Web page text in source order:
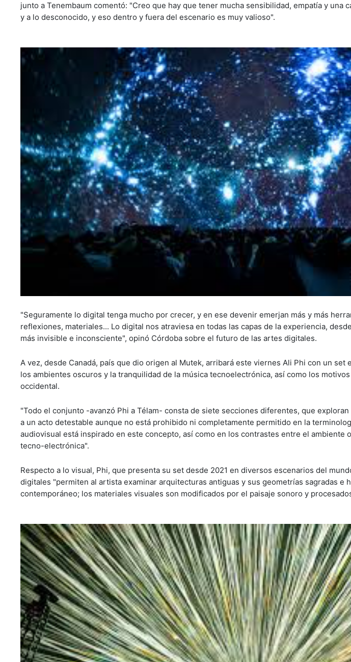
junto a Tenembaum comentó: "Creo que hay que tener mucha sensibilidad, empatía y una
y a lo desconocido, y eso dentro y fuera del escenario es muy valioso".
"Seguramente lo digital tenga mucho por crecer, y en ese devenir emerjan más y más
reflexiones, materiales... Lo digital nos atraviesa en todas las capas de la experiencia,
más invisible e inconsciente", opinó Córdoba sobre el futuro de las artes digitales.
A vez, desde Canadá, país que dio origen al Mutek, arribará este viernes Ali Phi con un set
los ambientes oscuros y la tranquilidad de la música tecnoelectrónica, así como los
occidental.
"Todo el conjunto -avanzó Phi a Télam- consta de siete secciones diferentes, que
a un acto detestable aunque no está prohibido ni completamente permitido en la
audiovisual está inspirado en este concepto, así como en los contrastes entre el ambiente
tecno-electrónica".
Respecto a lo visual, Phi, que presenta su set desde 2021 en diversos escenarios del
digitales "permiten al artista examinar arquitecturas antiguas y sus geometrías sagradas e
contemporáneo; los materiales visuales son modificados por el paisaje sonoro y